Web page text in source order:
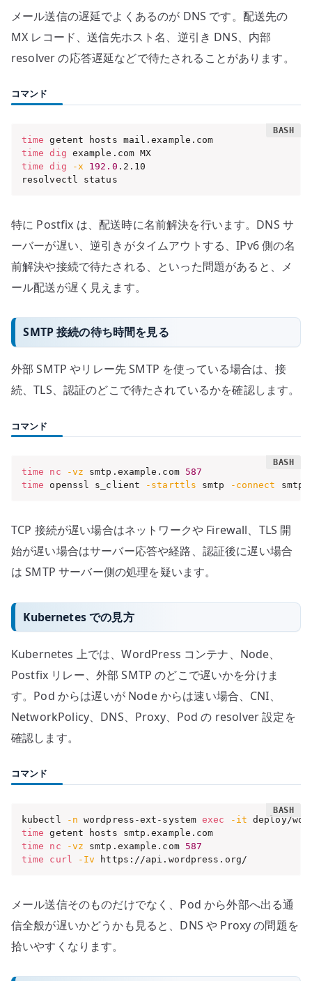
メール送信の遅延でよくあるのが DNS です。配送先の
MX レコード、送信先ホスト名、逆引き DNS、内部
resolver の応答遅延などで待たされることがあります。
コマンド
time
time
dig
time
dig -x 192.0 .2.10
resolvectl status
特に Postfix は、配送時に名前解決を行います。DNS サ
ーバーが遅い、逆引きがタイムアウトする、IPv6 側の名
前解決や接続で待たされる、といった問題があると、メ
ール配送が遅く見えます。
SMTP 接続の待ち時間を見る
外部 SMTP やリレー先 SMTP を使っている場合は、接
続、TLS、認証のどこで待たされているかを確認します。
コマンド
time nc -vz smtp.example.com 587
time openssl s_client -starttls smtp -connect
TCP 接続が遅い場合はネットワークや Firewall、TLS 開
始が遅い場合はサーバー応答や経路、認証後に遅い場合
は SMTP サーバー側の処理を疑います。
Kubernetes での見方
Kubernetes 上では、WordPress コンテナ、Node、
Postfix リレー、外部 SMTP のどこで遅いかを分けま
す。Pod からは遅いが Node からは速い場合、CNI、
NetworkPolicy、DNS、Proxy、Pod の resolver 設定を
確認します。
コマンド
kubectl -n wordpress-ext-system exec -it deploy/
time
time
nc -vz smtp.example.com 587
time
curl -Iv https://api.wordpress.org/
メール送信そのものだけでなく、Pod から外部へ出る通
信全般が遅いかどうかも見ると、DNS や Proxy の問題を
拾いやすくなります。